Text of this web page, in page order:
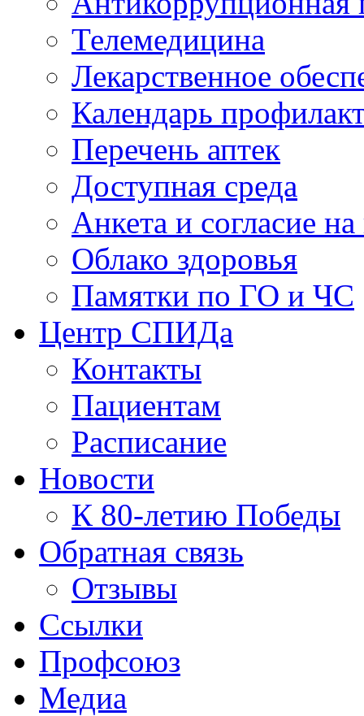
Телемедицина
Лекарственное
Календарь
Перечень аптек
Доступная среда
Анкета и согласие
Облако здоровья
Памятки по ГО и ЧС
Центр СПИДа
Контакты
Пациентам
Расписание
Новости
К 80-летию Победы
Обратная связь
Отзывы
Ссылки
Профсоюз
Медиа